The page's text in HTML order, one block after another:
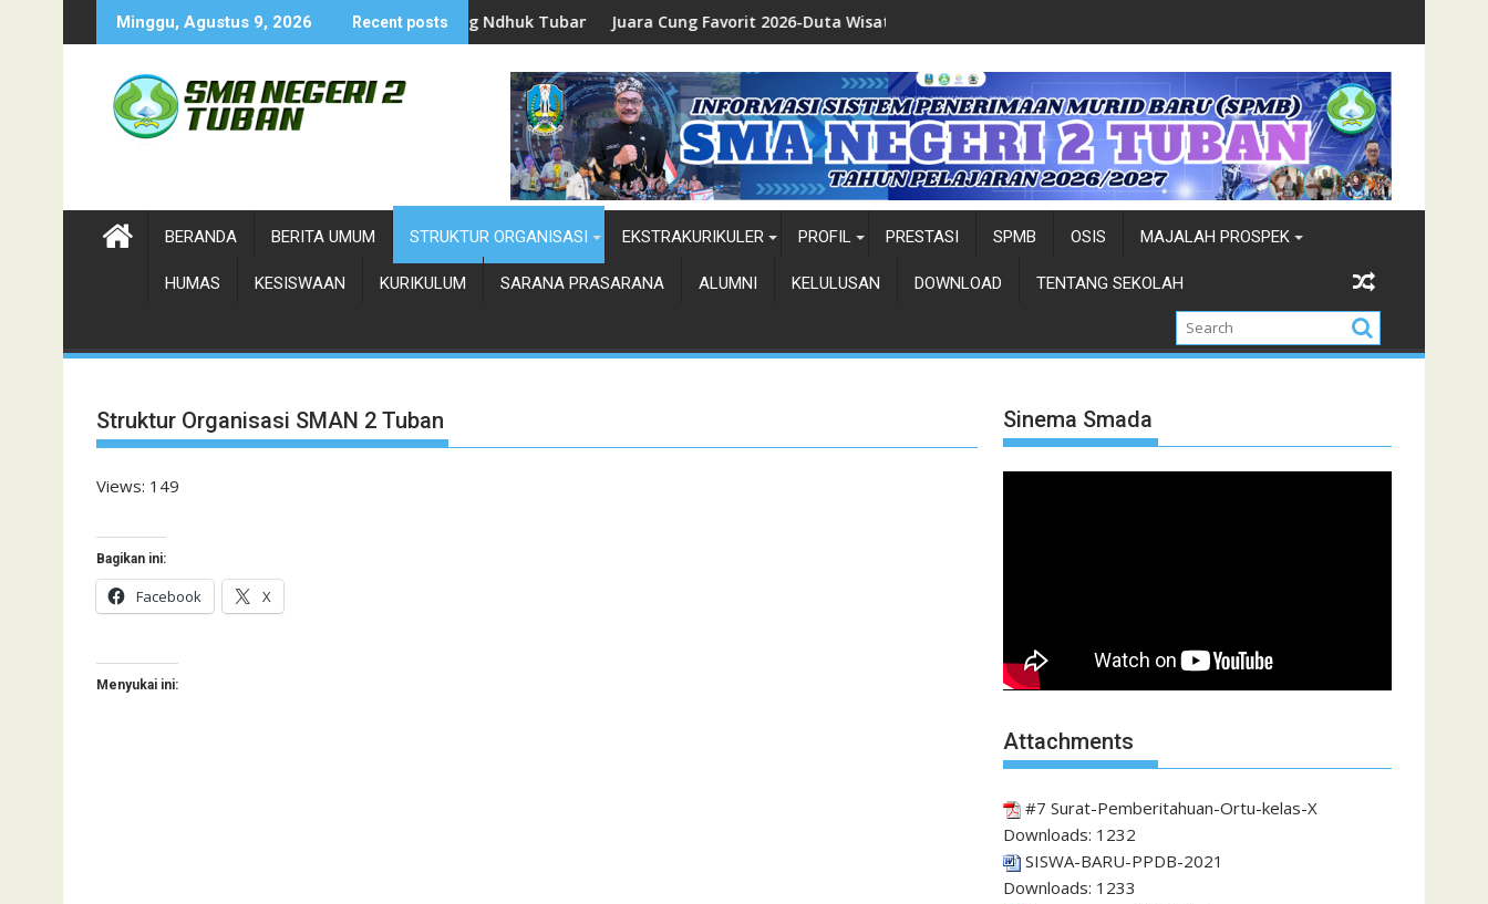
to
Minggu, Agustus 9, 2026 Recent posts
Top Five-Pemilihan Duta Wisata-Cung Ndhuk Tuban 2026Juara Cung Favorit 2026-Duta Wisata Kab. Tuban
BERANDA BERITA UMUM STRUKTUR ORGANISASI EKSTRAKURIKULER PROFIL PRESTASI SPMB OSIS MAJALAH PROSPEK
HUMAS KESISWAAN KURIKULUM SARANA PRASARANA ALUMNI KELULUSAN DOWNLOAD TENTANG SEKOLAH
Struktur Organisasi SMAN 2 Tuban
Views: 149
Bagikan ini:
Facebook X
Menyukai ini:
Sinema Smada
Attachments
#7 Surat-Pemberitahuan-Ortu-kelas-X
Downloads: 1232
SISWA-BARU-PPDB-2021
Downloads: 1233